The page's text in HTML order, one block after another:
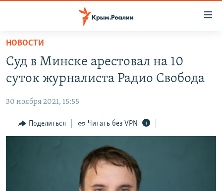
Вернуться
основному
содержанию
Вернутся
навигации
Вернутся
СПЕЦПРОЕКТЫ
КАРТА ВОЕННЫХ ОБЪЕКТОВ КРЫМА
11 ЛЕТ ОККУПАЦИИ КРЫМА. 11 ИСТОРИЙ СОПРОТИВЛЕНИЯ
ВОДА
ИСТОРИЯ
ЕЩЕ
ТЕЛЕПРОЕКТ КРЫМ.РЕАЛИИ
КАК ОБОЙТИ БЛОКИРОВКУ
НОВОСТИ
Суд в Минске арестовал на 10
суток журналиста Радио Свобода
30 ноября 2021, 15:55
Поделиться Читать без VPN